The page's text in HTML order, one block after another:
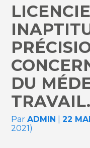
DU
ParADMIN |22
2021)